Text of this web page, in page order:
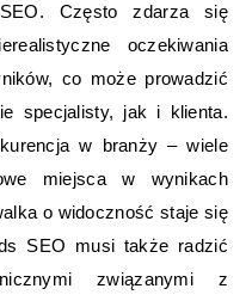
Często zdarza się
oczekiwania
co może prowadzić
specjalisty, jak i klienta.
w branży – wiele
miejsca w wynikach
o widoczność staje się
SEO musi także radzić
związanymi z